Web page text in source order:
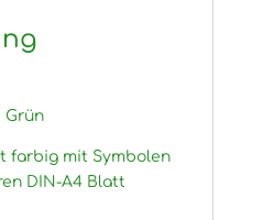
Grün
farbig mit Symbolen
DIN-A4 Blatt